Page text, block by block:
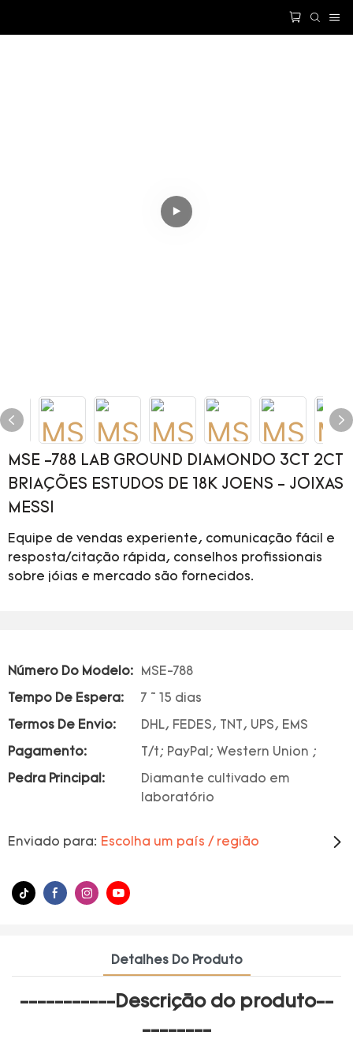
MSE -788 LAB GROUND DIAMONDO 3CT 2CT
BRIAÇÕES ESTUDOS DE 18K JOENS - JOIXAS
MESSI
Equipe de vendas experiente, comunicação fácil e
resposta/citação rápida, conselhos profissionais
sobre jóias e mercado são fornecidos.
Número Do Modelo: MSE-788
Tempo De Espera: 7 ~ 15 dias
Termos De Envio: DHL, FEDES, TNT, UPS, EMS
Pagamento: T/t; PayPal; Western Union ;
Pedra Principal:
Diamante cultivado em
laboratório
Enviado para: Escolha um país / região
Detalhes Do Produto
-----------Descrição do produto--
--------